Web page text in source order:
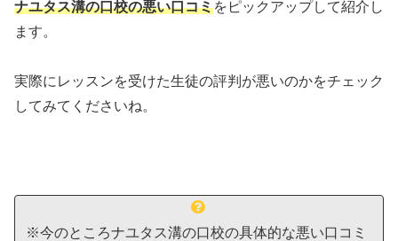
ナユタス溝の口校の悪い口コミをピックアップして紹介し
ます。
実際にレッスンを受けた生徒の評判が悪いのかをチェック
してみてくださいね。
※今のところナユタス溝の口校の具体的な悪い口コミ